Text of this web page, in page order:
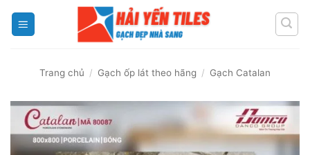
Trang chủ / Gạch ốp lát theo hãng / Gạch Catalan